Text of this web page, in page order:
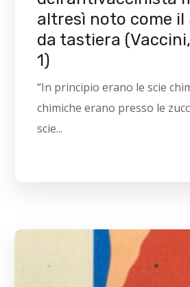
altresì noto come il
da tastiera
1)
“In principio erano le scie
chimiche erano presso le
scie...